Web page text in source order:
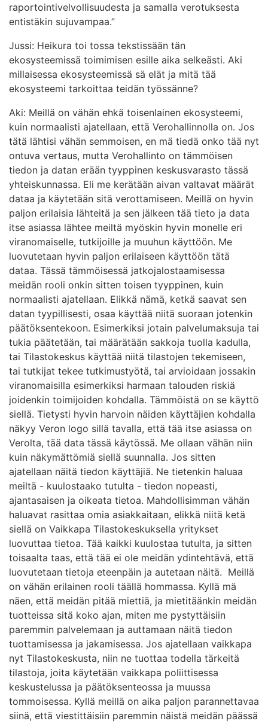
raportointivelvollisuudesta ja samalla verotuksesta
entistäkin sujuvampaa.”
Jussi: Heikura toi tossa tekstissään tän
ekosysteemissä toimimisen esille aika selkeästi. Aki
millaisessa ekosysteemissä sä elät ja mitä tää
ekosysteemi tarkoittaa teidän työssänne?
Aki: Meillä on vähän ehkä toisenlainen ekosysteemi,
kuin normaalisti ajatellaan, että Verohallinnolla on. Jos
tätä lähtisi vähän semmoisen, en mä tiedä onko tää nyt
ontuva vertaus, mutta Verohallinto on tämmöisen
tiedon ja datan erään tyyppinen keskusvarasto tässä
yhteiskunnassa. Eli me kerätään aivan valtavat määrät
dataa ja käytetään sitä verottamiseen. Meillä on hyvin
paljon erilaisia lähteitä ja sen jälkeen tää tieto ja data
itse asiassa lähtee meiltä myöskin hyvin monelle eri
viranomaiselle, tutkijoille ja muuhun käyttöön. Me
luovutetaan hyvin paljon erilaiseen käyttöön tätä
dataa. Tässä tämmöisessä jatkojalostaamisessa
meidän rooli onkin sitten toisen tyyppinen, kuin
normaalisti ajatellaan. Elikkä nämä, ketkä saavat sen
datan tyypillisesti, osaa käyttää niitä suoraan jotenkin
päätöksentekoon. Esimerkiksi jotain palvelumaksuja tai
tukia päätetään, tai määrätään sakkoja tuolla kadulla,
tai Tilastokeskus käyttää niitä tilastojen tekemiseen,
tai tutkijat tekee tutkimustyötä, tai arvioidaan jossakin
viranomaisilla esimerkiksi harmaan talouden riskiä
joidenkin toimijoiden kohdalla. Tämmöistä on se käyttö
siellä. Tietysti hyvin harvoin näiden käyttäjien kohdalla
näkyy Veron logo sillä tavalla, että tää itse asiassa on
Verolta, tää data tässä käytössä. Me ollaan vähän niin
kuin näkymättömiä siellä suunnalla. Jos sitten
ajatellaan näitä tiedon käyttäjiä. Ne tietenkin haluaa
meiltä - kuulostaako tutulta - tiedon nopeasti,
ajantasaisen ja oikeata tietoa. Mahdollisimman vähän
haluavat rasittaa omia asiakkaitaan, elikkä niitä ketä
siellä on Vaikkapa Tilastokeskuksella yritykset
luovuttaa tietoa. Tää kaikki kuulostaa tutulta, ja sitten
toisaalta taas, että tää ei ole meidän ydintehtävä, että
luovutetaan tietoja eteenpäin ja autetaan näitä. Meillä
on vähän erilainen rooli täällä hommassa. Kyllä mä
näen, että meidän pitää miettiä, ja mietitäänkin meidän
tuotteissa sitä koko ajan, miten me pystyttäisiin
paremmin palvelemaan ja auttamaan näitä tiedon
tuottamisessa ja jakamisessa. Jos ajatellaan vaikkapa
nyt Tilastokeskusta, niin ne tuottaa todella tärkeitä
tilastoja, joita käytetään vaikkapa poliittisessa
keskustelussa ja päätöksenteossa ja muussa
tommoisessa. Kyllä meillä on aika paljon parannettavaa
siinä, että viestittäisiin paremmin näistä meidän päässä